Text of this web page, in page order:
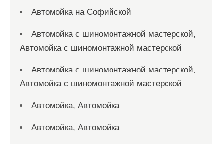
Автомойка на Софийской
Автомойка с шиномонтажной мастерской,
Автомойка с шиномонтажной мастерской
Автомойка с шиномонтажной мастерской,
Автомойка с шиномонтажной мастерской
Автомойка, Автомойка
Автомойка, Автомойка